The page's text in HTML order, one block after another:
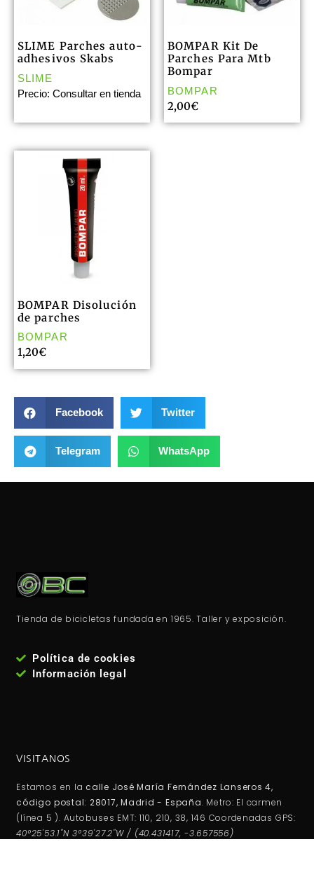
SLIME Parches auto-
adhesivos Skabs
SLIME
Precio: Consultar en tienda
BOMPAR Kit De
Parches Para Mtb
Bompar
BOMPAR
2,00€
BOMPAR Disolución
de parches
BOMPAR
1,20€
Facebook Twitter
Telegram WhatsApp
Tienda de bicicletas fundada en 1965. Taller y exposición.
Política de cookies
Información legal
VISITANOS
Estamos en la calle José María Fernández Lanseros 4,
código postal: 28017, Madrid - España. Metro: El carmen
(línea 5 ). Autobuses EMT: 110, 210, 38, 146 Coordenadas GPS:
40°25'53.1"N 3°39'27.2"W / (40.431417, -3.657556)